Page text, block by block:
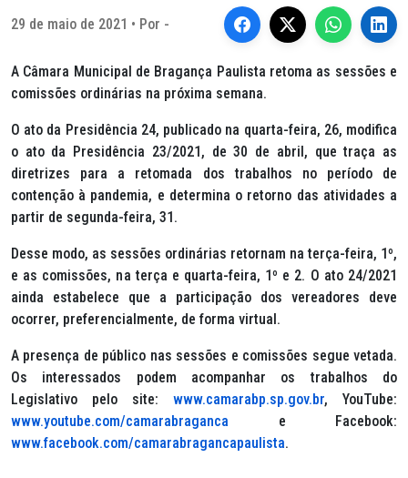
29 de maio de 2021 • Por -
A Câmara Municipal de Bragança Paulista retoma as sessões e
comissões ordinárias na próxima semana.
O ato da Presidência 24, publicado na quarta-feira, 26, modifica
o ato da Presidência 23/2021, de 30 de abril, que traça as
diretrizes para a retomada dos trabalhos no período de
contenção à pandemia, e determina o retorno das atividades a
partir de segunda-feira, 31.
Desse modo, as sessões ordinárias retornam na terça-feira, 1º,
e as comissões, na terça e quarta-feira, 1º e 2. O ato 24/2021
ainda estabelece que a participação dos vereadores deve
ocorrer, preferencialmente, de forma virtual.
A presença de público nas sessões e comissões segue vetada.
Os interessados podem acompanhar os trabalhos do
Legislativo pelo site: www.camarabp.sp.gov.br, YouTube:
www.youtube.com/camarabraganca e Facebook:
www.facebook.com/camarabragancapaulista.